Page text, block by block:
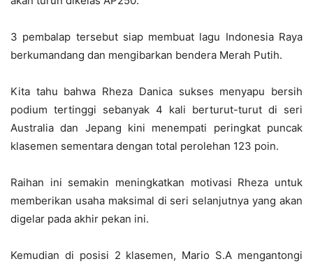
3 pembalap tersebut siap membuat lagu Indonesia Raya
berkumandang dan mengibarkan bendera Merah Putih.
Kita tahu bahwa Rheza Danica sukses menyapu bersih
podium tertinggi sebanyak 4 kali berturut-turut di seri
Australia dan Jepang kini menempati peringkat puncak
klasemen sementara dengan total perolehan 123 poin.
Raihan ini semakin meningkatkan motivasi Rheza untuk
memberikan usaha maksimal di seri selanjutnya yang akan
digelar pada akhir pekan ini.
Kemudian di posisi 2 klasemen, Mario S.A mengantongi